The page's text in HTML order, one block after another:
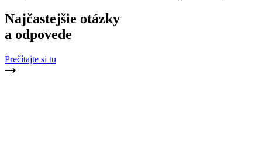
Najčastejšie otázky
a odpovede
Prečítajte si tu